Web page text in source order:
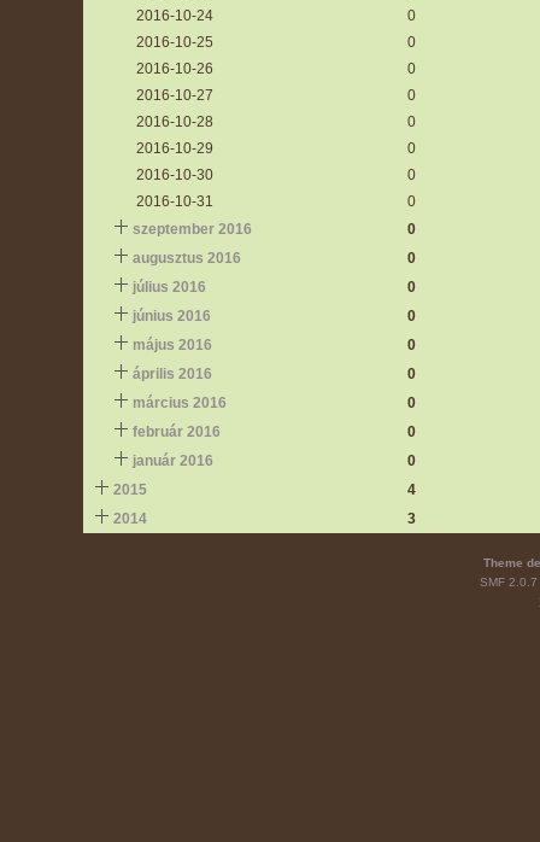
2016-10-24
0
2016-10-25
0
2016-10-26
0
2016-10-27
0
2016-10-28
0
2016-10-29
0
2016-10-30
0
2016-10-31
0
szeptember 2016
0
augusztus 2016
0
július 2016
0
június 2016
0
május 2016
0
április 2016
0
március 2016
0
február 2016
0
január 2016
0
2015
4
2014
3
Theme
SMF 2.0.7